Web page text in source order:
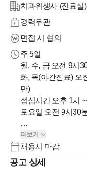
치과위생사 (진료실)
경력무관
면접 시 협의
주 5일
월, 수, 금 오전 9시30분 ~ 오후 6시30분
화, 목(야간진료) 오전 9시30분 ~ 오후 9시 (스탭은 주 1회
만)
점심시간 오후 1시 ~ 오후 2시
토요일 오전 9시30분 ~ 오후 2시
더보기
채용시 마감
공고 상세